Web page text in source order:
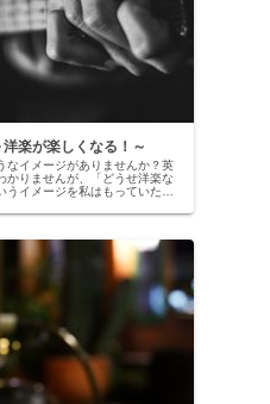
楽が楽しくなる！～
なイメージがありませんか？英
かりませんが、「どうせ洋楽な
イメージを私はもっていた時